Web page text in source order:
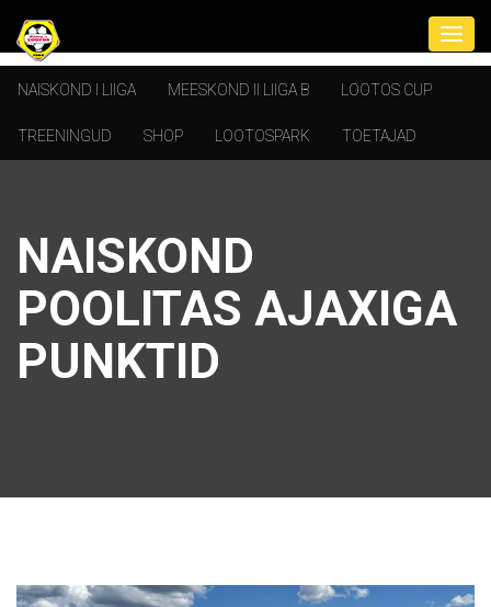
NAISKOND I LIIGA MEESKOND II LIIGA B LOOTOS CUP
TREENINGUD SHOP LOOTOSPARK TOETAJAD
NAISKOND
POOLITAS AJAXIGA
PUNKTID